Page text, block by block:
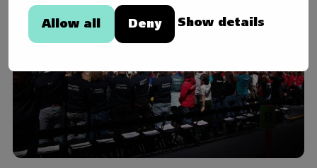
Allow all Deny Show details